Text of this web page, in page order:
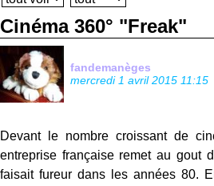
Cinéma 360° "Freak"
fandemanèges
mercredi 1 avril 2015 11:15
Devant le nombre croissant de
entreprise française remet au gout
faisait fureur dans les années 80.